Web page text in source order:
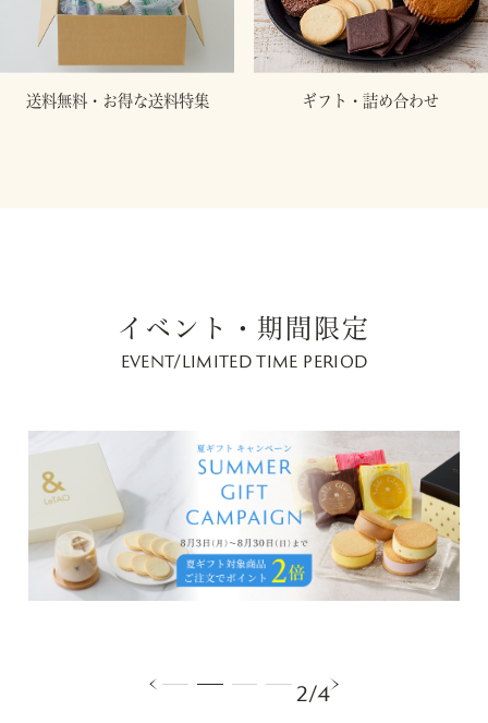
送料無料・お得な送料特集 ギフト・詰め合わせ
イベント・期間限定
EVENT/LIMITED TIME PERIOD
2/4